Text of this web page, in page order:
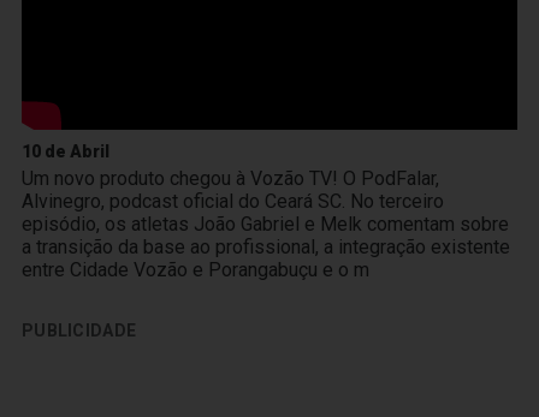
10 de Abril
Um novo produto chegou à Vozão TV! O PodFalar,
Alvinegro, podcast oficial do Ceará SC. No terceiro
episódio, os atletas João Gabriel e Melk comentam sobre
a transição da base ao profissional, a integração existente
entre Cidade Vozão e Porangabuçu e o m
PUBLICIDADE